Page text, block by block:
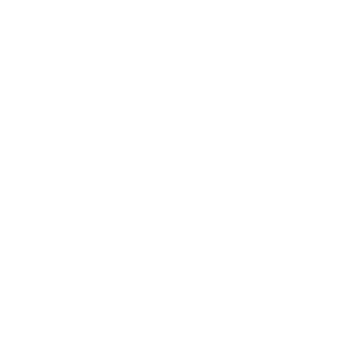
健康経営優良法人2026
令和8年3月9日（月）に健康経営優良法人2026の発表が
平成28年度から、経済産業省が日本健康会議と共同で、
健康経営優良法人は、従業員数等により「大規模法人部
埼玉支部加入事業所からは「大規模法人部門」に16事業